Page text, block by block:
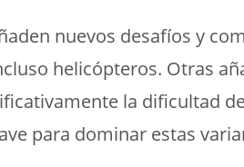
nuevos desafíos y
helicópteros. Otras
la dificultad
para dominar estas